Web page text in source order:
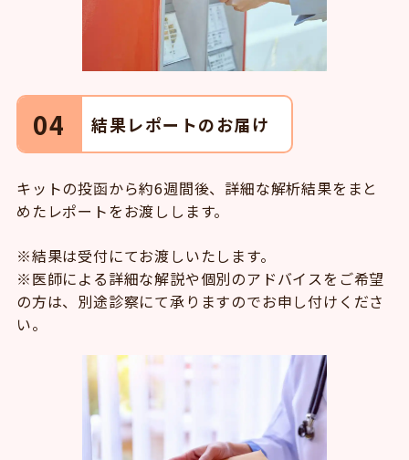
04 結果レポートのお届け
キットの投函から約6週間後、詳細な解析結果をまと
めたレポートをお渡しします。
※結果は受付にてお渡しいたします。
※医師による詳細な解説や個別のアドバイスをご希望
の方は、別途診察にて承りますのでお申し付けくださ
い。